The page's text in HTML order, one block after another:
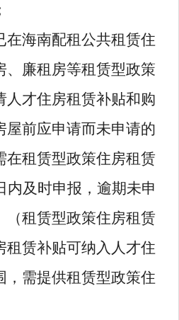
在海南配租公共租赁住
、廉租房等租赁型政策
人才住房租赁补贴和购
屋前应申请而未申请的
在租赁型政策住房租赁
内及时申报，逾期未申
（租赁型政策住房租赁
租赁补贴可纳入人才住
，需提供租赁型政策住